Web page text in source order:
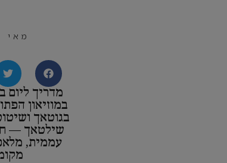
מאי 13, 2026
מדריך ליום
במוזיאון
בגוטאך
שילטאך —
עממית,